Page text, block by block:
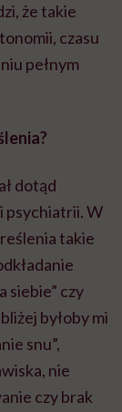
że takie
czasu
pełnym
dotąd
psychiatrii. W
takie
siebie” czy
byłoby mi
snu”,
nie
czy brak